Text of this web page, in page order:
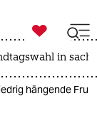

taz zahl ich
in
hängende